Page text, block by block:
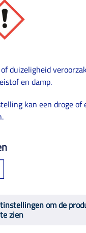
duizeligheid
en damp.
kan een droge of
om de
zien